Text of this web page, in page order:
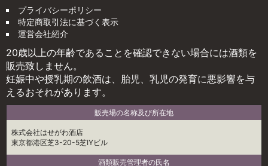
プライバシーポリシー
特定商取引法に基づく表示
運営会社紹介
20歳以上の年齢であることを確認できない場合には酒類を
販売致しません。
妊娠中や授乳期の飲酒は、胎児、乳児の発育に悪影響を与
えるおそれがあります。
販売場の名称及び所在地
株式会社はせがわ酒店
東京都港区芝3-20-5芝IYビル
酒類販売管理者の氏名